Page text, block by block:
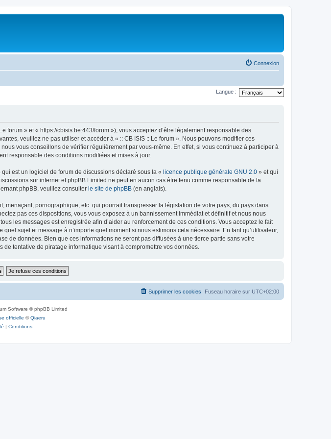
Connexion
Langue :
forum » et « https://cbisis.be:443/forum »), vous acceptez d’être légalement responsable des
veuillez ne pas utiliser et accéder à « :: CB ISIS :: Le forum ». Nous pouvons modifier ces
vous conseillons de vérifier régulièrement par vous-même. En effet, si vous continuez à participer à
responsable des conditions modifiées et mises à jour.
est un logiciel de forum de discussions déclaré sous la « licence publique générale GNU 2.0 » et qui
sur internet et phpBB Limited ne peut en aucun cas être tenu comme responsable de la
phpBB, veuillez consulter le site de phpBB (en anglais).
pornographique, etc. qui pourrait transgresser la législation de votre pays, du pays dans
pas ces dispositions, vous vous exposez à un bannissement immédiat et définitif et nous nous
les messages est enregistrée afin d’aider au renforcement de ces conditions. Vous acceptez le fait
sujet et message à n’importe quel moment si nous estimons cela nécessaire. En tant qu’utilisateur,
de données. Bien que ces informations ne seront pas diffusées à une tierce partie sans votre
tentative de piratage informatique visant à compromettre vos données.
Fuseau horaire sur UTC+02:00
Supprimer les cookies
Software © phpBB Limited
officielle ©Qiaeru
| Conditions